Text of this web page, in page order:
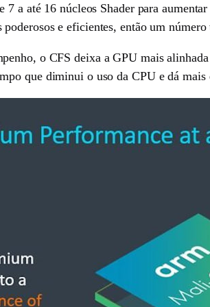
7 a até 16 núcleos Shader para
e eficientes, então um
o CFS deixa a GPU mais
que diminui o uso da CPU e dá